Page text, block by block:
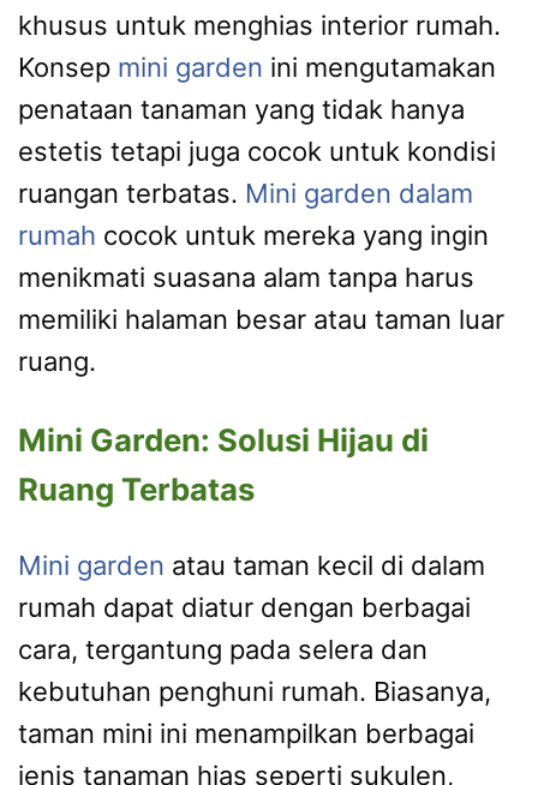
khusus untuk menghias interior rumah.
Konsep mini garden ini mengutamakan
penataan tanaman yang tidak hanya
estetis tetapi juga cocok untuk kondisi
ruangan terbatas. Mini garden dalam
rumah cocok untuk mereka yang ingin
menikmati suasana alam tanpa harus
memiliki halaman besar atau taman luar
ruang.
Mini Garden: Solusi Hijau di
Ruang Terbatas
Mini garden atau taman kecil di dalam
rumah dapat diatur dengan berbagai
cara, tergantung pada selera dan
kebutuhan penghuni rumah. Biasanya,
taman mini ini menampilkan berbagai
jenis tanaman hias seperti sukulen,